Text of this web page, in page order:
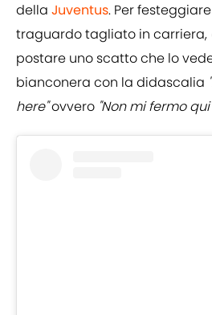
della Juventus. Per
traguardo tagliato in carriera,
postare uno scatto che lo
bianconera con la didascalia
here"ovvero "Non mi fermo qui"